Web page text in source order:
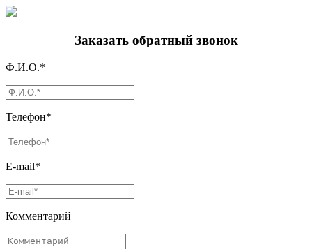
Заказать обратный звонок
Ф.И.О.*
Телефон*
E-mail*
Комментарий